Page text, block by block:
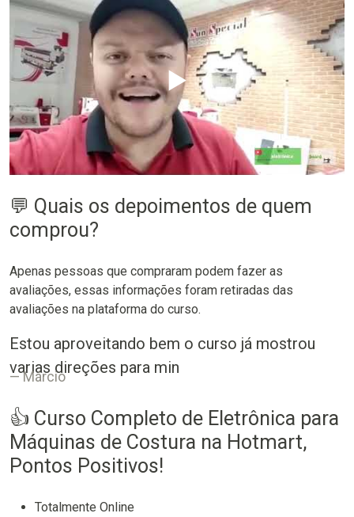
▶️
💬 Quais os depoimentos de quem
comprou?
Apenas pessoas que compraram podem fazer as
avaliações, essas informações foram retiradas das
avaliações na plataforma do curso.
Estou aproveitando bem o curso já mostrou
varias direções para min
Márcio
👍 Curso Completo de Eletrônica para
Máquinas de Costura na Hotmart,
Pontos Positivos!
Totalmente Online